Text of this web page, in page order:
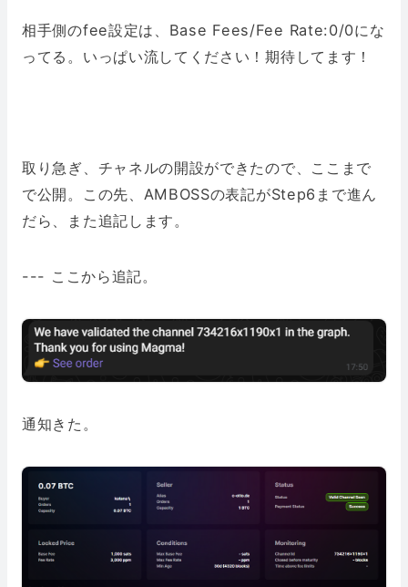
相手側のfee設定は、Base Fees/Fee Rate:0/0にな
ってる。いっぱい流してください！期待してます！
取り急ぎ、チャネルの開設ができたので、ここまで
で公開。この先、AMBOSSの表記がStep6まで進ん
だら、また追記します。
--- ここから追記。
通知きた。